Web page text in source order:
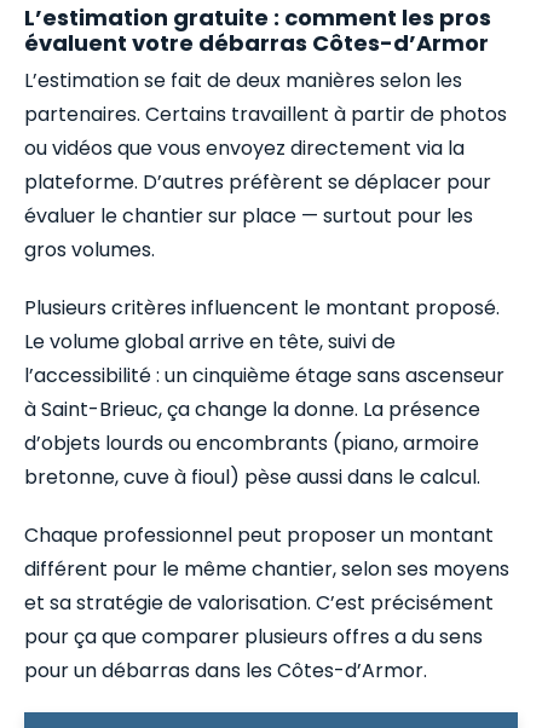
L’estimation gratuite : comment les pros
évaluent votre débarras Côtes-d’Armor
L’estimation se fait de deux manières selon les
partenaires. Certains travaillent à partir de photos
ou vidéos que vous envoyez directement via la
plateforme. D’autres préfèrent se déplacer pour
évaluer le chantier sur place — surtout pour les
gros volumes.
Plusieurs critères influencent le montant proposé.
Le volume global arrive en tête, suivi de
l’accessibilité : un cinquième étage sans ascenseur
à Saint-Brieuc, ça change la donne. La présence
d’objets lourds ou encombrants (piano, armoire
bretonne, cuve à fioul) pèse aussi dans le calcul.
Chaque professionnel peut proposer un montant
différent pour le même chantier, selon ses moyens
et sa stratégie de valorisation. C’est précisément
pour ça que comparer plusieurs offres a du sens
pour un débarras dans les Côtes-d’Armor.